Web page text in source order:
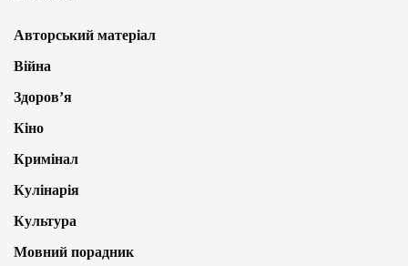
Авторський матеріал
Війна
Здоров’я
Кіно
Кримінал
Кулінарія
Культура
Мовний порадник